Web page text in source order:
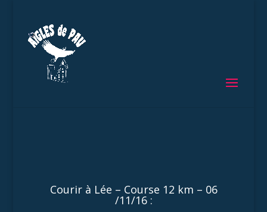
Courir à Lée – Course 12 km – 06
/11/16 :